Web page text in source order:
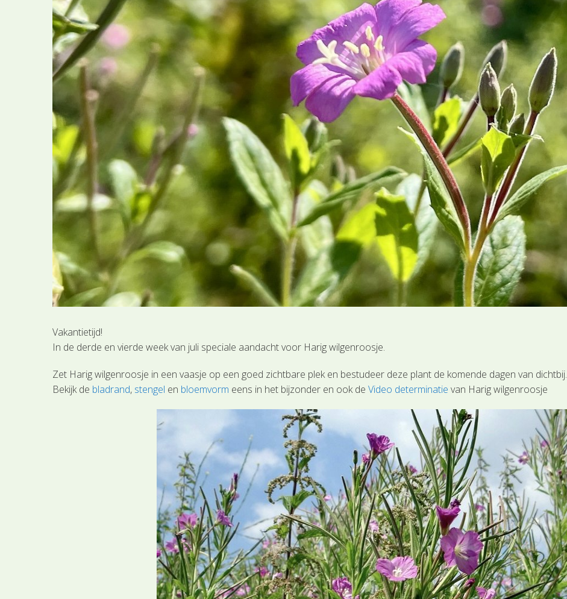
Vakantietijd!
In de derde en vierde week van juli speciale aandacht voor Harig wilgenroosje.
Zet Harig wilgenroosje in een vaasje op een goed zichtbare plek en bestudeer deze plant de komende dagen van dichtbij.
Bekijk de bladrand, stengel en bloemvorm eens in het bijzonder en ook deVideo determinatie van Harig wilgenroosje